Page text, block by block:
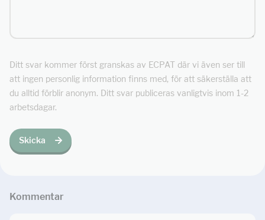
Ditt svar kommer först granskas av ECPAT där vi även ser till
att ingen personlig information finns med, för att säkerställa att
du alltid förblir anonym. Ditt svar publiceras vanligtvis inom 1-2
arbetsdagar.
Skicka
Kommentar